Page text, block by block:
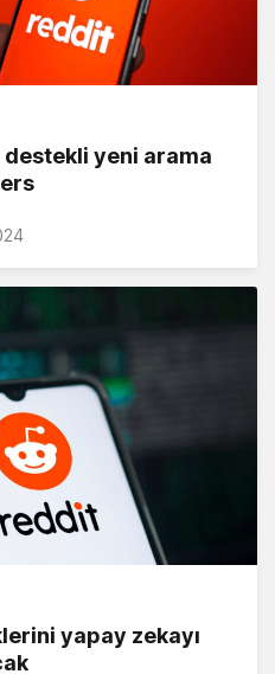
yeni arama
yapay zekayı